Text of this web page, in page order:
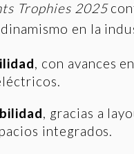
Trophies 2025
en la
, con avances en
, gracias a
integrados.